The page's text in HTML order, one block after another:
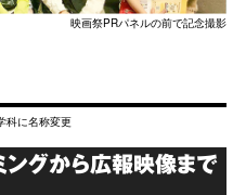
映画祭PRパネルの前で記念撮影
科に名称変更
ングから広報映像まで